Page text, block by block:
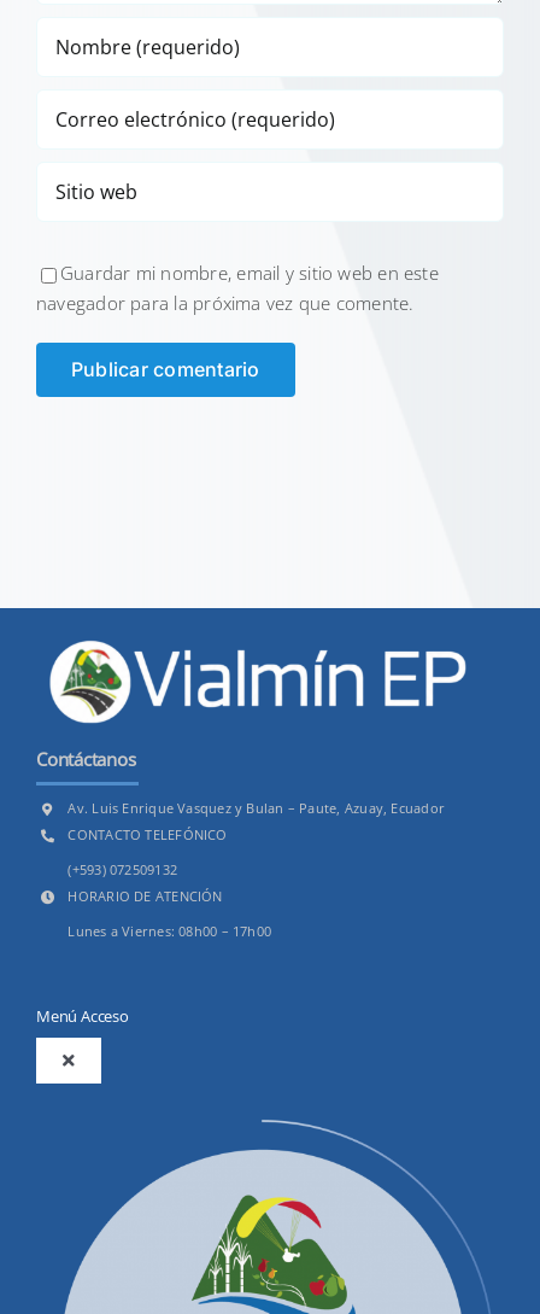
Guardar mi nombre, email y sitio web en este
navegador para la próxima vez que comente.
Contáctanos
Av. Luis Enrique Vasquez y Bulan – Paute, Azuay, Ecuador
CONTACTO TELEFÓNICO
(+593) 072509132
HORARIO DE ATENCIÓN
Lunes a Viernes: 08h00 – 17h00
Menú Acceso
Toggle
Productos y Servicios
Convocatorias Precalificación